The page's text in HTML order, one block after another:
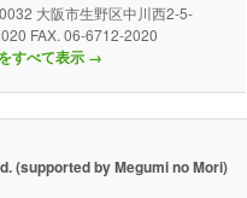
大阪市生野区中川西2-5-
FAX. 06-6712-2020
すべて表示 →
(supported by Megumi no Mori)